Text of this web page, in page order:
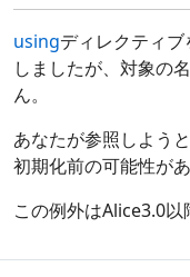
usingディレクティ
しましたが、対象の
ん。
あなたが参照しよう
初期化前の可能性があ
この例外はAlice3.0以